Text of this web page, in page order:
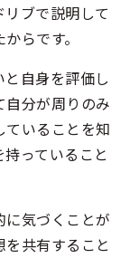
ブで説明して
らです。
自身を評価し
分が周りのみ
いることを知
っていること
に気づくことが
共有すること